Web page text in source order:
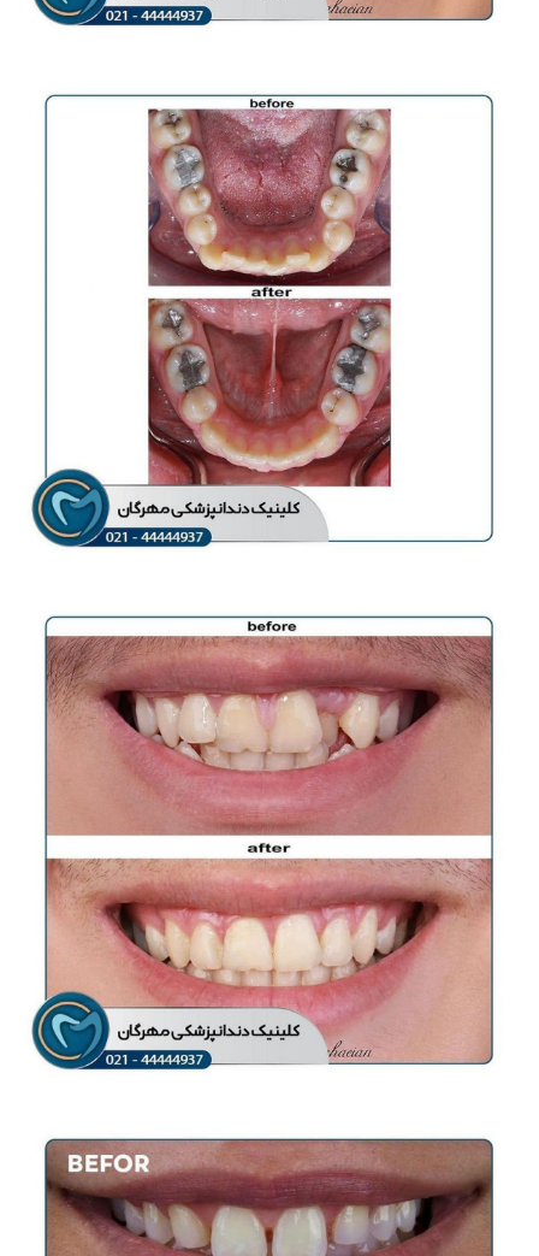
ارتودنسی
ارتودنسی ثابت
ارتودنسی
درمان ارتودنسی ثابت به
همراه جراحی
ارتودنسی
جراحی دندان
عقل